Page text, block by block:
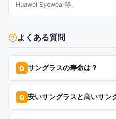
Huawei Eyewear等。
よくある質問
Q サングラスの寿命は？
Q 安いサングラスと高いサン